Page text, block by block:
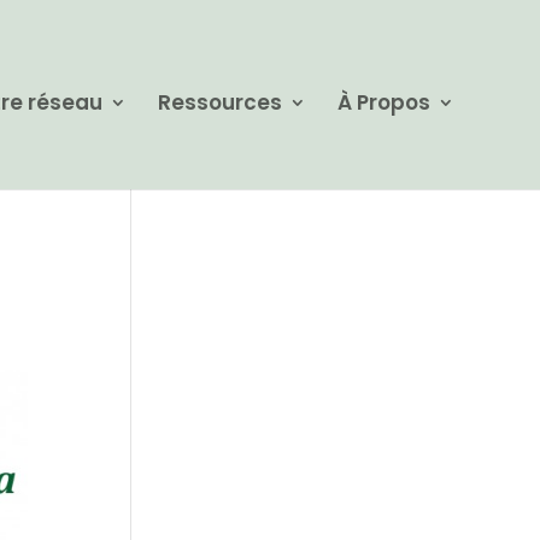
réseau Ressources À Propos